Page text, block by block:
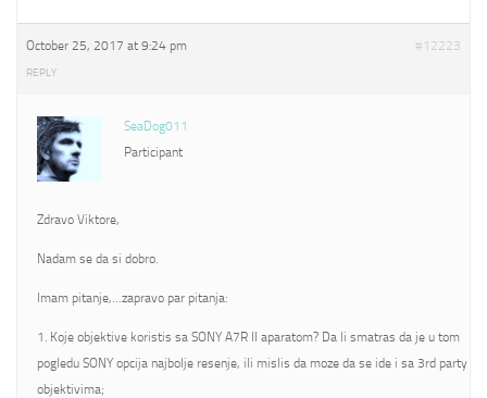
October 25, 2017 at 9:24 pm #12223
REPLY
SeaDog011
Participant
Zdravo Viktore,
Nadam se da si dobro.
Imam pitanje,…zapravo par pitanja:
1. Koje objektive koristis sa SONY A7R II aparatom? Da li smatras da je u tom
pogledu SONY opcija najbolje resenje, ili mislis da moze da se ide i sa 3rd party
objektivima;